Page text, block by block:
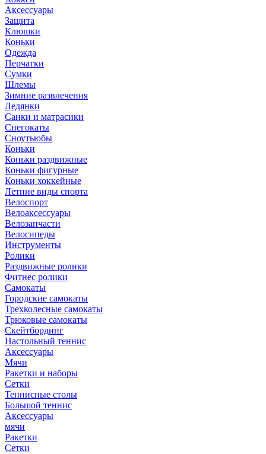
Аксессуары
Защита
Клюшки
Коньки
Одежда
Перчатки
Сумки
Шлемы
Зимние развлечения
Ледянки
Санки и матрасики
Снегокаты
Сноутьюбы
Коньки
Коньки раздвижные
Коньки фигурные
Коньки хоккейные
Летние виды спорта
Велоспорт
Велоаксессуары
Велозапчасти
Велосипеды
Инструменты
Ролики
Раздвижные ролики
Фитнес ролики
Самокаты
Городские самокаты
Трехколесные самокаты
Трюковые самокаты
Скейтбординг
Настольный теннис
Аксессуары
Мячи
Ракетки и наборы
Сетки
Теннисные столы
Большой теннис
Аксессуары
мячи
Ракетки
Сетки